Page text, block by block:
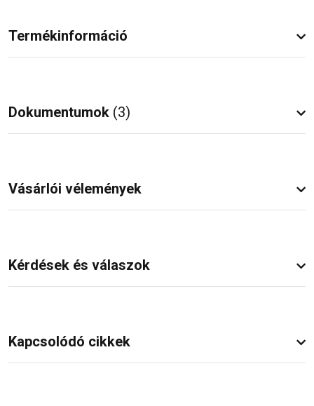
Termékinformáció
Dokumentumok (3)
Vásárlói vélemények
Kérdések és válaszok
Kapcsolódó cikkek